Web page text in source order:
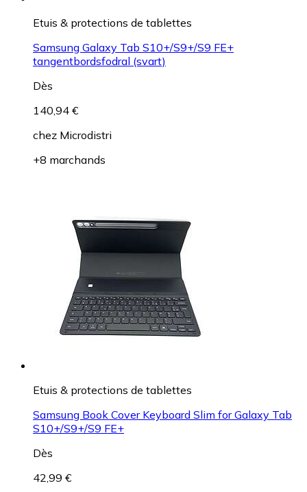
Etuis & protections de tablettes
Samsung Galaxy Tab S10+/S9+/S9 FE+
tangentbordsfodral (svart)
Dès
140,94 €
chez Microdistri
+8 marchands
Etuis & protections de tablettes
Samsung Book Cover Keyboard Slim for Galaxy Tab
S10+/S9+/S9 FE+
Dès
42,99 €